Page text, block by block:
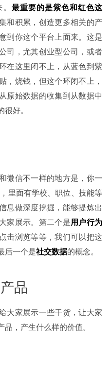
最重要的是紫色和红色这
和积累，创造更多相关的产
到你这个平台上面来。这是
司，尤其创业型公司，或者
在这里闭不上，从蓝色到紫
，烧钱，但这个环闭不上，
原始数据的收集到从数据中
好。
微信不一样的地方是，你一
里面有学校、职位、技能等
息做深度挖掘，能够提炼出
家展示。第二个是用户行为
击浏览等等，我们可以把这
后一个是社交数据的概念。
品
大家展示一些干货，让大家
，产生什么样的价值。